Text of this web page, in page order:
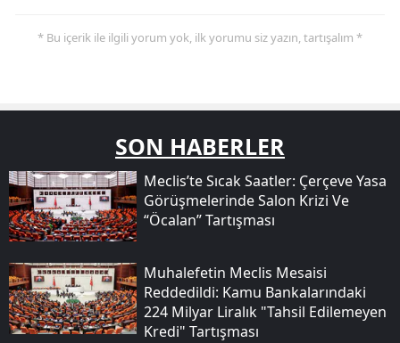
* Bu içerik ile ilgili yorum yok, ilk yorumu siz yazın, tartışalım *
SON HABERLER
Meclis’te Sıcak Saatler: Çerçeve Yasa
Görüşmelerinde Salon Krizi Ve
“öcalan” Tartışması
Muhalefetin Meclis Mesaisi
Reddedildi: Kamu Bankalarındaki
224 Milyar Liralık "tahsil Edilemeyen
Kredi" Tartışması